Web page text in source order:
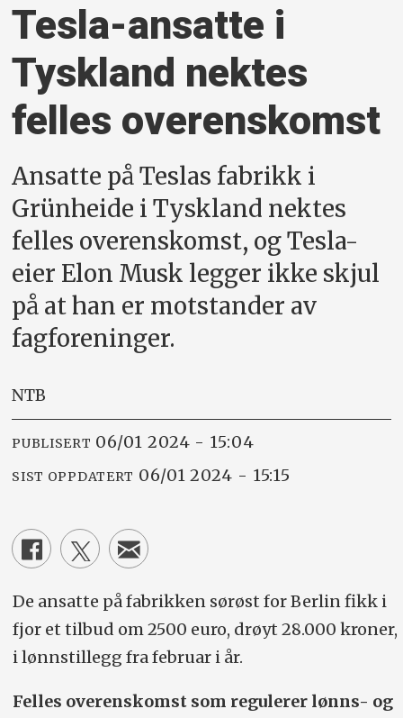
Tesla-ansatte i
Tyskland nektes
felles overenskomst
Ansatte på Teslas fabrikk i
Grünheide i Tyskland nektes
felles overenskomst, og Tesla-
eier Elon Musk legger ikke skjul
på at han er motstander av
fagforeninger.
NTB
PUBLISERT 06/01 2024 - 15:04
SIST OPPDATERT 06/01 2024 - 15:15
De ansatte på fabrikken sørøst for Berlin fikk i
fjor et tilbud om 2500 euro, drøyt 28.000 kroner,
i lønnstillegg fra februar i år.
Felles overenskomst som regulerer lønns- og